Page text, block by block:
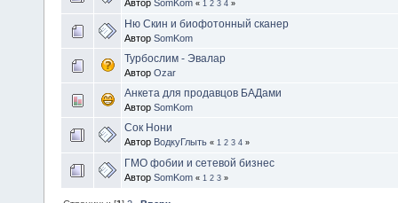
Автор SomKom « 1 2 3 4 »
Ню Скин и биофотонный сканер
Автор SomKom
Турбослим - Эвалар
Автор Ozar
Анкета для продавцов БАДами
Автор SomKom
Сок Нони
Автор ВодкуГлыть « 1 2 3 4 »
ГМО фобии и сетевой бизнес
Автор SomKom « 1 2 3 »